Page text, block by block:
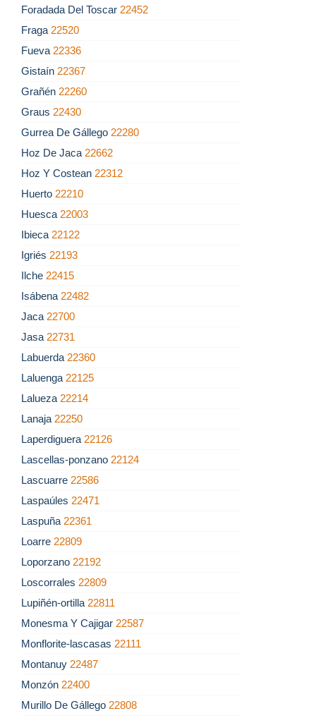
Foradada Del Toscar 22452
Fraga 22520
Fueva 22336
Gistaín 22367
Grañén 22260
Graus 22430
Gurrea De Gállego 22280
Hoz De Jaca 22662
Hoz Y Costean 22312
Huerto 22210
Huesca 22003
Ibieca 22122
Igriés 22193
Ilche 22415
Isábena 22482
Jaca 22700
Jasa 22731
Labuerda 22360
Laluenga 22125
Lalueza 22214
Lanaja 22250
Laperdiguera 22126
Lascellas-ponzano 22124
Lascuarre 22586
Laspaúles 22471
Laspuña 22361
Loarre 22809
Loporzano 22192
Loscorrales 22809
Lupiñén-ortilla 22811
Monesma Y Cajigar 22587
Monflorite-lascasas 22111
Montanuy 22487
Monzón 22400
Murillo De Gállego 22808